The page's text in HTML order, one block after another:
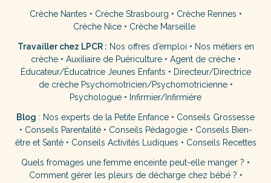
Crèche Nantes • Crèche Strasbourg • Crèche Rennes •
Crèche Nice • Crèche Marseille
Travailler chez LPCR : Nos offres d’emploi • Nos métiers en
crèche• Auxiliaire de Puériculture• Agent de crèche•
Éducateur/Éducatrice Jeunes Enfants • Directeur/Directrice
de crèche Psychomotricien/Psychomotricienne•
Psychologue • Infirmier/Infirmière
Blog : Nos experts de la Petite Enfance • Conseils Grossesse
• Conseils Parentalité• Conseils Pédagogie• Conseils Bien-
être et Santé• Conseils Activités Ludiques • Conseils Recettes
Quels fromages une femme enceinte peut-elle manger ? •
Comment gérer les pleurs de décharge chez bébé ? •